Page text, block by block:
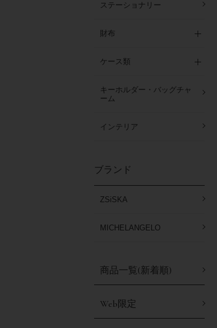
ステーショナリー
財布
ケース類
キーホルダー・バッグチャ
ーム
インテリア
ブランド
ZSiSKA
MICHELANGELO
商品一覧(新着順)
Web限定